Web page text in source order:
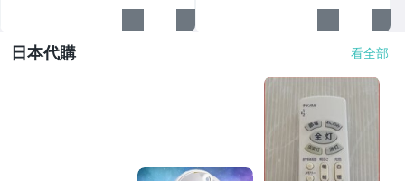
日本代購 看全部